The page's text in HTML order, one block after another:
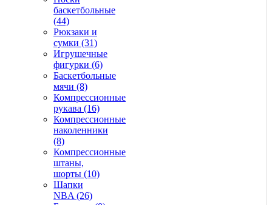
баскетбольные
(44)
Рюкзаки и
сумки (31)
Игрушечные
фигурки (6)
Баскетбольные
мячи (8)
Компрессионные
рукава (16)
Компрессионные
наколенники
(8)
Компрессионные
штаны,
шорты (10)
Шапки
NBA (26)